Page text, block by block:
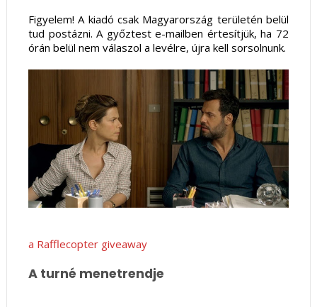
Figyelem! A kiadó csak Magyarország területén belül
tud postázni. A győztest e-mailben értesítjük, ha 72
órán belül nem válaszol a levélre, újra kell sorsolnunk.
a Rafflecopter giveaway
A turné menetrendje